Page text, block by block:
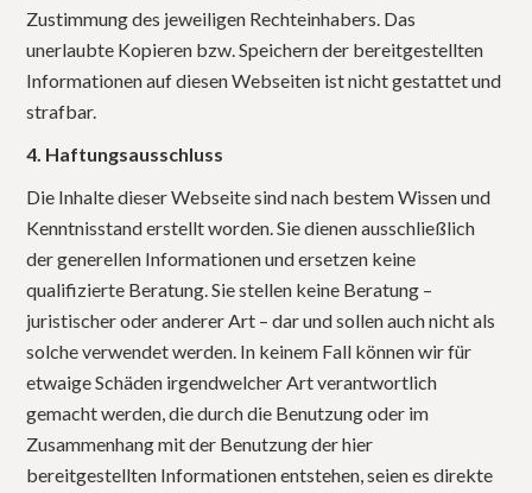
Zustimmung des jeweiligen Rechteinhabers. Das
unerlaubte Kopieren bzw. Speichern der bereitgestellten
Informationen auf diesen Webseiten ist nicht gestattet und
strafbar.
4. Haftungsausschluss
Die Inhalte dieser Webseite sind nach bestem Wissen und
Kenntnisstand erstellt worden. Sie dienen ausschließlich
der generellen Informationen und ersetzen keine
qualifizierte Beratung. Sie stellen keine Beratung –
juristischer oder anderer Art – dar und sollen auch nicht als
solche verwendet werden. In keinem Fall können wir für
etwaige Schäden irgendwelcher Art verantwortlich
gemacht werden, die durch die Benutzung oder im
Zusammenhang mit der Benutzung der hier
bereitgestellten Informationen entstehen, seien es direkte